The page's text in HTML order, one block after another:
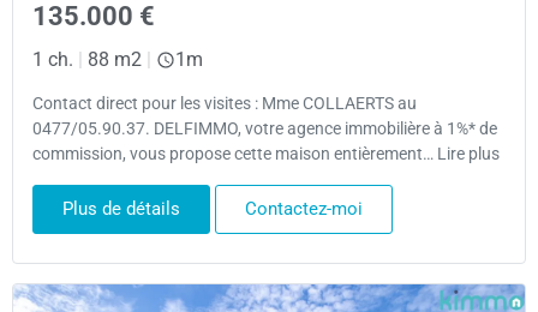
135.000 €
1 ch. | 88 m2 | 1m
Contact direct pour les visites : Mme COLLAERTS au
0477/05.90.37. DELFIMMO, votre agence immobilière à 1%* de
commission, vous propose cette maison entièrement… Lire plus
Plus de détails Contactez-moi